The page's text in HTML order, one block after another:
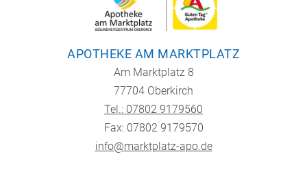
APOTHEKE AM MARKTPLATZ
Am Marktplatz 8
77704 Oberkirch
Tel.: 07802 9179560
Fax: 07802 9179570
info@marktplatz-apo.de